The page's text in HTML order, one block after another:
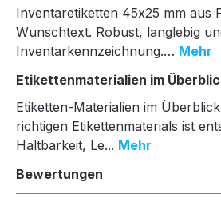
Inventaretiketten 45x25 mm aus
Wunschtext. Robust, langlebig
Inventarkennzeichnung.… Mehr
Etikettenmaterialien im
Etiketten-Materialien im
richtigen Etikettenmaterials ist
Haltbarkeit, Le... Mehr
Bewertungen